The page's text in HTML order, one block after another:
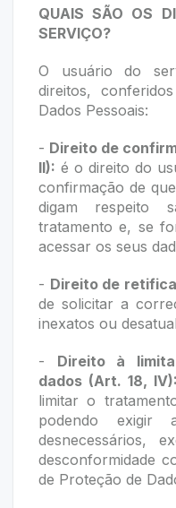
QUAIS SÃO OS
SERVIÇO?
O usuário do
direitos,
Dados Pessoais:
- Direito de
II): é o direito do
confirmação de
digam respeito
tratamento e, se
acessar os seus
- Direito de
de solicitar a
inexatos ou
- Direito à
dados (Art. 18, IV):
limitar o
podendo exigir
desnecessários,
desconformidade
de Proteção de